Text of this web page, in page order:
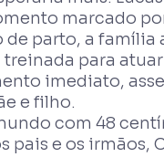
marcado
parto, a família
para
imediato,
e filho.
com 48
pais e os irmãos,